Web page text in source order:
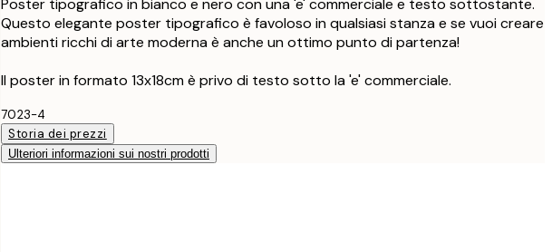
Questo elegante poster tipografico è favoloso in qualsiasi stanza e se vuoi creare
ambienti ricchi di arte moderna è anche un ottimo punto di partenza!
Il poster in formato 13x18cm è privo di testo sotto la 'e' commerciale.
7023-4
Storia dei prezzi
Ulteriori informazioni sui nostri prodotti